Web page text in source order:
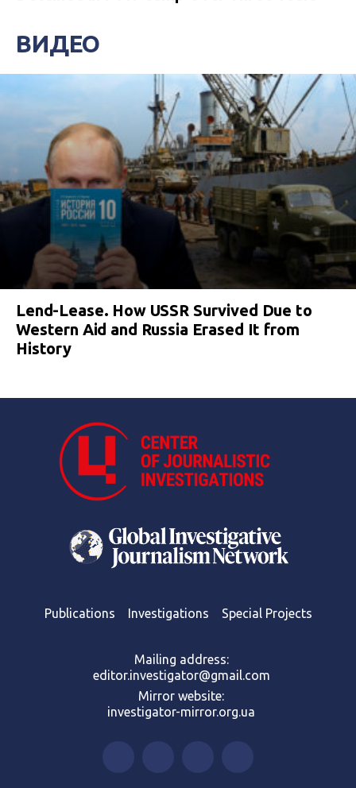
ВИДЕО
Lend-Lease. How USSR Survived Due to
Western Aid and Russia Erased It from
History
Publications Investigations Special Projects
Mailing address:
editor.investigator@gmail.com
Mirror website:
investigator-mirror.org.ua